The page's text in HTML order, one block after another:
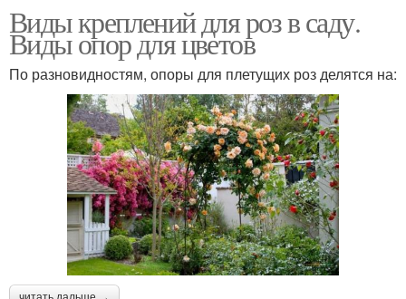
Виды креплений для роз в саду.
Виды опор для цветов
По разновидностям, опоры для плетущих роз делятся на: